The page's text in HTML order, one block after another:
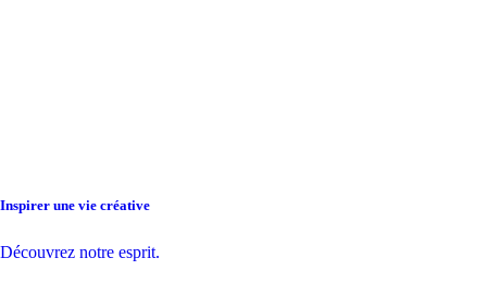
Inspirer une vie créative
Découvrez notre esprit.